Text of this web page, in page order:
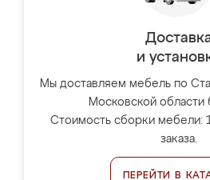
и
Мы доставляем мебель по
Московской области
Стоимость сборки мебели:
заказа.
ПЕРЕЙТИ В